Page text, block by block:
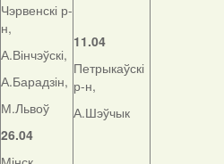
Чэрвенскі р-
н,
А.Вінчэўскі,
А.Барадзін,
М.Львоў
26.04
11.04
Петрыкаўскі
р-н,
А.Шэўчык